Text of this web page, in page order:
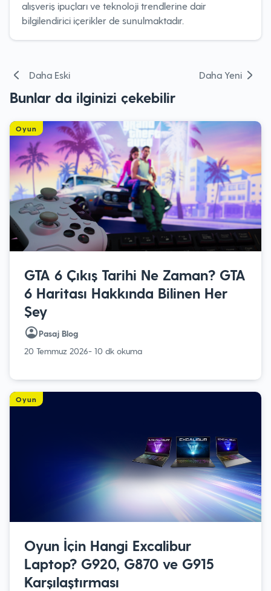
alışveriş ipuçları ve teknoloji trendlerine dair
bilgilendirici içerikler de sunulmaktadır.
Yazı
Daha Eski Daha Yeni
Bunlar da ilginizi çekebilir
Oyun
GTA 6 Çıkış Tarihi Ne Zaman? GTA
6 Haritası Hakkında Bilinen Her
Şey
Pasaj Blog
20 Temmuz 2026- 10 dk okuma
Oyun
Oyun İçin Hangi Excalibur
Laptop? G920, G870 ve G915
Karşılaştırması